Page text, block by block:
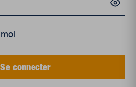
Se connecter